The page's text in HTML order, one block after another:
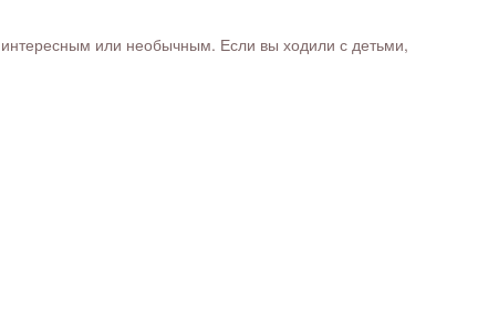
или необычным. Если вы ходили с детьми,